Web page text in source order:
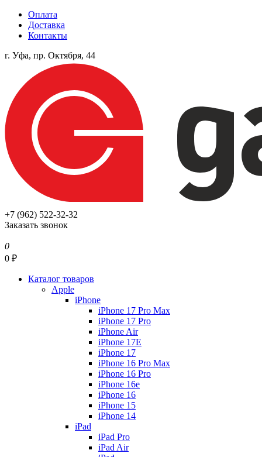
Оплата
Доставка
Контакты
г. Уфа, пр. Октября, 44
+7 (962) 522-32-32
Заказать звонок
0
0 ₽
Каталог товаров
Apple
iPhone
iPhone 17 Pro Max
iPhone 17 Pro
iPhone Air
iPhone 17E
iPhone 17
iPhone 16 Pro Max
iPhone 16 Pro
iPhone 16e
iPhone 16
iPhone 15
iPhone 14
iPad
iPad Pro
iPad Air